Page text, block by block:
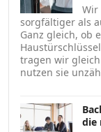
Wir
sorgfältiger als
Ganz gleich, ob
tragen wir
nutzen sie
die